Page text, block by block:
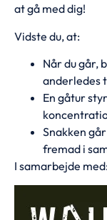
at gå med dig!
Vidste du, at:
Når du går,
anderledes
En gåtur
Snakken
fremad i
I samarbejde